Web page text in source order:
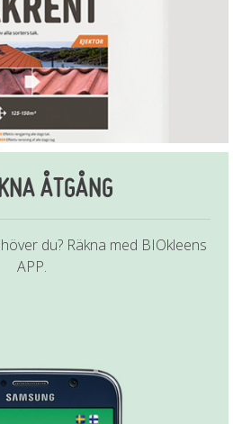
ÅTGÅNG
du? Räkna med BIOkleens
APP.